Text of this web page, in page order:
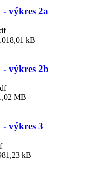
výkres 2a
kB
výkres 2b
MB
výkres 3
kB